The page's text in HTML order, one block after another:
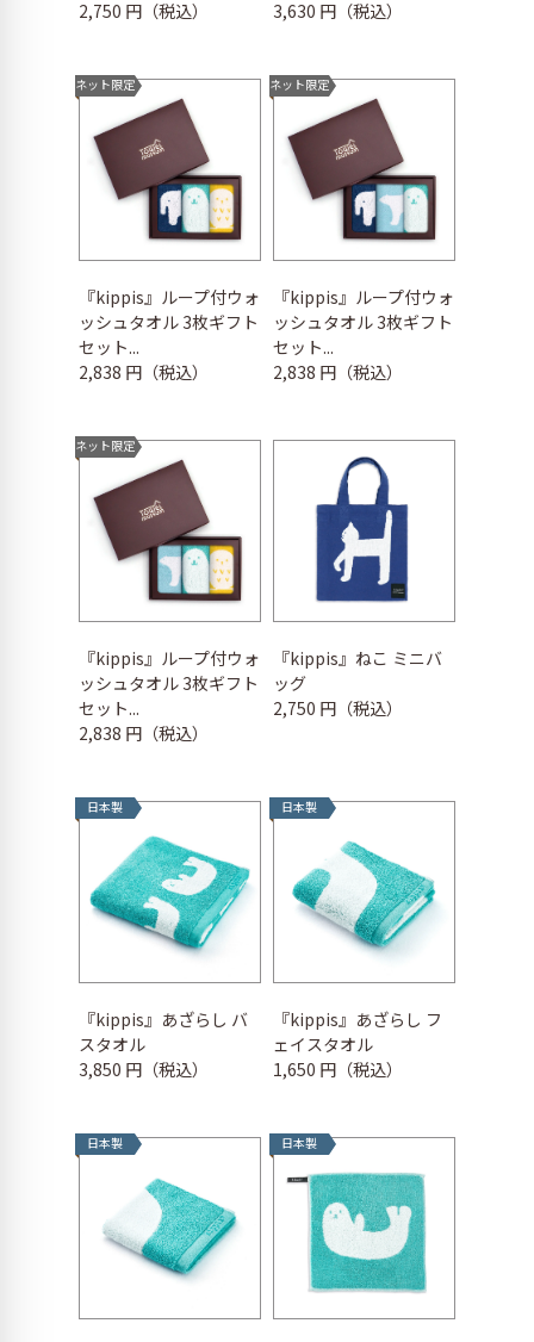
2,750 円（税込） 3,630 円（税込）
ネット限定
『kippis』ループ付ウォ
ッシュタオル 3枚ギフト
セット...
2,838 円（税込）
ネット限定
『kippis』ループ付ウォ
ッシュタオル 3枚ギフト
セット...
2,838 円（税込）
ネット限定
『kippis』ループ付ウォ
ッシュタオル 3枚ギフト
セット...
2,838 円（税込）
『kippis』ねこ ミニバ
ッグ
2,750 円（税込）
日本製
『kippis』あざらし バ
スタオル
3,850 円（税込）
日本製
『kippis』あざらし フ
ェイスタオル
1,650 円（税込）
日本製 日本製